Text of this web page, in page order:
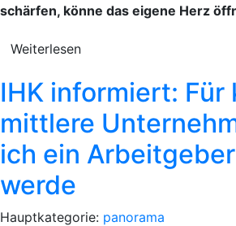
schärfen, könne das eigene Herz
Weiterlesen
IHK informiert: Für
mittlere
ich ein
werde
Hauptkategorie: panorama